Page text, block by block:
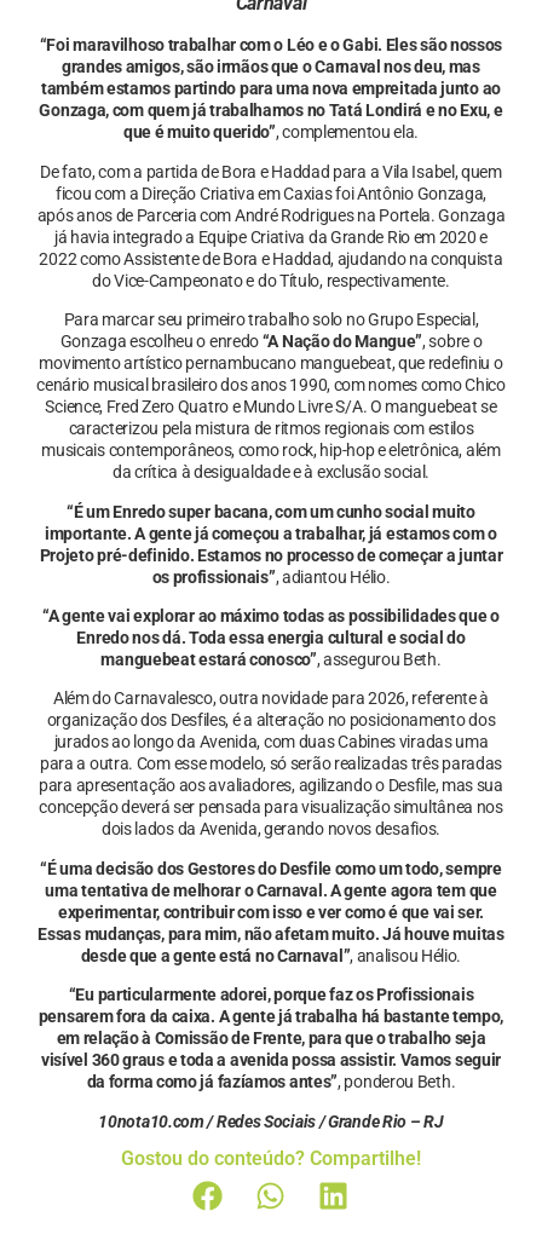
“Foi maravilhoso trabalhar com o Léo e o Gabi. Eles são nossos
grandes amigos, são irmãos que o Carnaval nos deu, mas
também estamos partindo para uma nova empreitada junto ao
Gonzaga, com quem já trabalhamos no Tatá Londirá e no Exu, e
que é muito querido”, complementou ela.
De fato, com a partida de Bora e Haddad para a Vila Isabel, quem
ficou com a Direção Criativa em Caxias foi Antônio Gonzaga,
após anos de Parceria com André Rodrigues na Portela. Gonzaga
já havia integrado a Equipe Criativa da Grande Rio em 2020 e
2022 como Assistente de Bora e Haddad, ajudando na conquista
do Vice-Campeonato e do Título, respectivamente.
Para marcar seu primeiro trabalho solo no Grupo Especial,
Gonzaga escolheu o enredo“A Nação do Mangue”, sobre o
movimento artístico pernambucano manguebeat, que redefiniu o
cenário musical brasileiro dos anos 1990, com nomes como Chico
Science, Fred Zero Quatro e Mundo Livre S/A. O manguebeat se
caracterizou pela mistura de ritmos regionais com estilos
musicais contemporâneos, como rock, hip-hop e eletrônica, além
da crítica à desigualdade e à exclusão social.
“É um Enredo super bacana, com um cunho social muito
importante. A gente já começou a trabalhar, já estamos com o
Projeto pré-definido. Estamos no processo de começar a juntar
os profissionais”, adiantou Hélio.
“A gente vai explorar ao máximo todas as possibilidades que o
Enredo nos dá. Toda essa energia cultural e social do
manguebeat estará conosco”, assegurou Beth.
Além do Carnavalesco, outra novidade para 2026, referente à
organização dos Desfiles, é a alteração no posicionamento dos
jurados ao longo da Avenida, com duas Cabines viradas uma
para a outra. Com esse modelo, só serão realizadas três paradas
para apresentação aos avaliadores, agilizando o Desfile, mas sua
concepção deverá ser pensada para visualização simultânea nos
dois lados da Avenida, gerando novos desafios.
“É uma decisão dos Gestores do Desfile como um todo, sempre
uma tentativa de melhorar o Carnaval. A gente agora tem que
experimentar, contribuir com isso e ver como é que vai ser.
Essas mudanças, para mim, não afetam muito. Já houve muitas
desde que a gente está no Carnaval”, analisou Hélio.
“Eu particularmente adorei, porque faz os Profissionais
pensarem fora da caixa. A gente já trabalha há bastante tempo,
em relação à Comissão de Frente, para que o trabalho seja
visível 360 graus e toda a avenida possa assistir. Vamos seguir
da forma como já fazíamos antes”, ponderou Beth.
10nota10.com / Redes Sociais / Grande Rio – RJ
Gostou do conteúdo? Compartilhe!